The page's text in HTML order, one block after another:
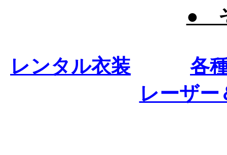
●
レンタル衣装
各
レーザー